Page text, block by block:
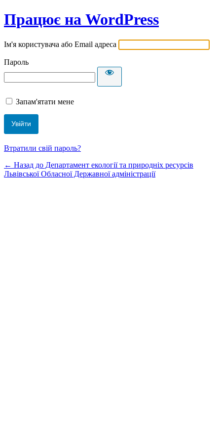
Працює на WordPress
Ім'я користувача або Email адреса
Пароль
Запам'ятати мене
Втратили свій пароль?
← Назад до Департамент екології та природніх ресурсів
Львівської Обласної Державної адміністрації